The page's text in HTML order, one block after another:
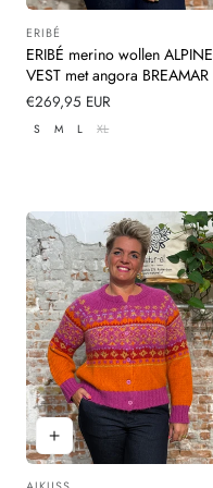
Leverancier:
ERIBÉ
ERIBÉ merino wollen ALPINE
VEST met angora BREAMAR
Normale
prijs
€269,95 EUR
S M L XL